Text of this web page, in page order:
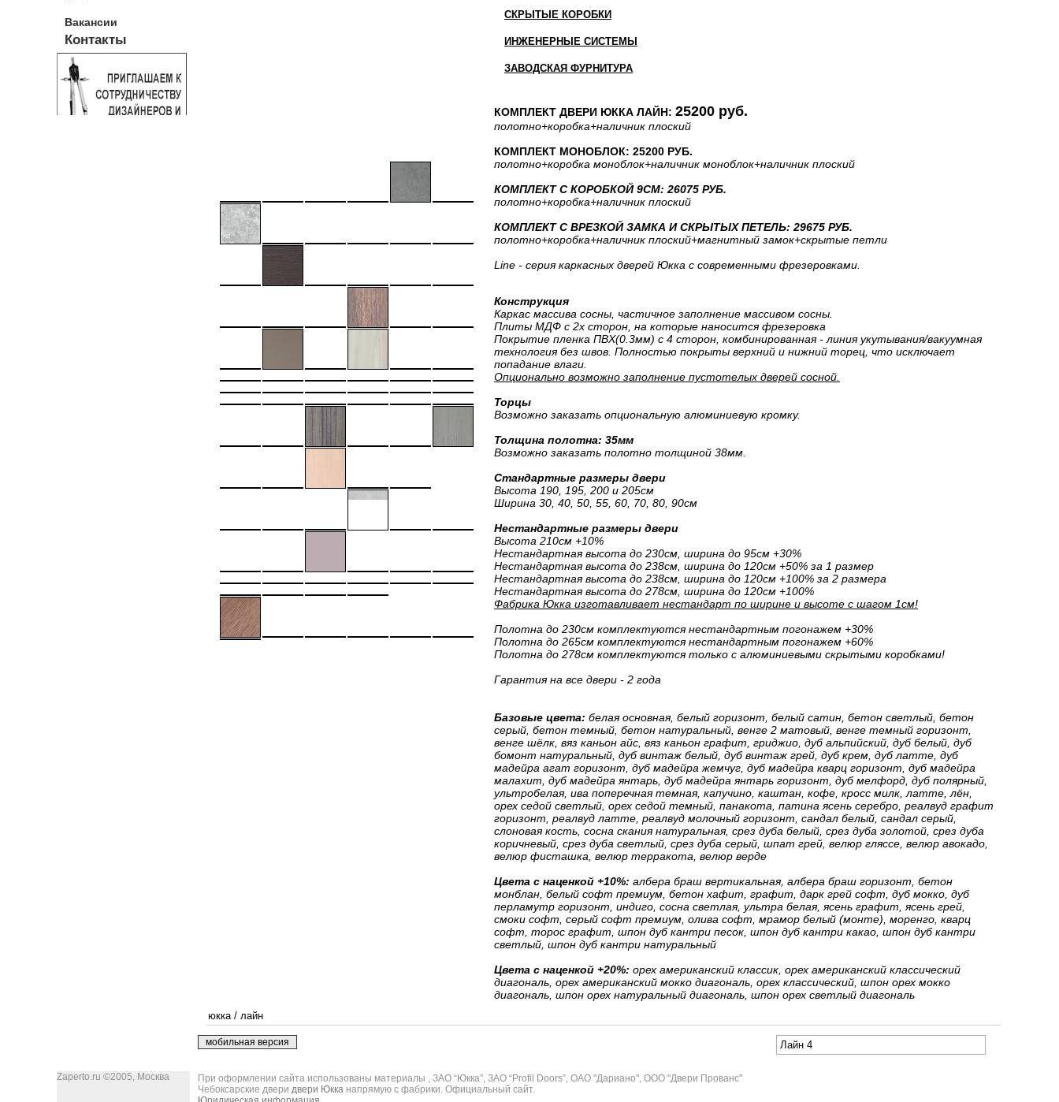
Вакансии
Контакты
Zaperto.ru ©2005, Москва
СКРЫТЫЕ КОРОБКИ
ИНЖЕНЕРНЫЕ СИСТЕМЫ
ЗАВОДСКАЯ ФУРНИТУРА
КОМПЛЕКТ ДВЕРИ ЮККА ЛАЙН: 25200 руб.
полотно+коробка+наличник плоский
КОМПЛЕКТ МОНОБЛОК: 25200 РУБ.
полотно+коробка моноблок+наличник моноблок+наличник плоский
КОМПЛЕКТ С КОРОБКОЙ 9СМ: 26075 РУБ.
полотно+коробка+наличник плоский
КОМПЛЕКТ С ВРЕЗКОЙ ЗАМКА И СКРЫТЫХ ПЕТЕЛЬ: 29675 РУБ.
полотно+коробка+наличник плоский+магнитный замок+скрытые петли
Line - серия каркасных дверей Юкка с современными фрезеровками.
Конструкция
Каркас массива сосны, частичное заполнение массивом сосны.
Плиты МДФ с 2х сторон, на которые наносится фрезеровка
Покрытие пленка ПВХ(0.3мм) с 4 сторон, комбинированная - линия укутывания/вакуумная
технология без швов. Полностью покрыты верхний и нижний торец, что исключает
попадание влаги.
Опционально возможно заполнение пустотелых дверей сосной.
Торцы
Возможно заказать опциональную алюминиевую кромку.
Толщина полотна: 35мм
Возможно заказать полотно толщиной 38мм.
Стандартные размеры двери
Высота 190, 195, 200 и 205см
Ширина 30, 40, 50, 55, 60, 70, 80, 90см
Нестандартные размеры двери
Высота 210см +10%
Нестандартная высота до 230см, ширина до 95см +30%
Нестандартная высота до 238см, ширина до 120см +50% за 1 размер
Нестандартная высота до 238см, ширина до 120см +100% за 2 размера
Нестандартная высота до 278см, ширина до 120см +100%
Фабрика Юкка изготавливает нестандарт по ширине и высоте с шагом 1см!
Полотна до 230см комплектуются нестандартным погонажем +30%
Полотна до 265см комплектуются нестандартным погонажем +60%
Полотна до 278см комплектуются только с алюминиевыми скрытыми коробками!
Гарантия на все двери - 2 года
Базовые цвета: белая основная, белый горизонт, белый сатин, бетон светлый, бетон
серый, бетон темный, бетон натуральный, венге 2 матовый, венге темный горизонт,
венге шёлк, вяз каньон айс, вяз каньон графит, гриджио, дуб альпийский, дуб белый, дуб
бомонт натуральный, дуб винтаж белый, дуб винтаж грей, дуб крем, дуб латте, дуб
мадейра агат горизонт, дуб мадейра жемчуг, дуб мадейра кварц горизонт, дуб мадейра
малахит, дуб мадейра янтарь, дуб мадейра янтарь горизонт, дуб мелфорд, дуб полярный,
ультробелая, ива поперечная темная, капучино, каштан, кофе, кросс милк, латте, лён,
орех седой светлый, орех седой темный, панакота, патина ясень серебро, реалвуд графит
горизонт, реалвуд латте, реалвуд молочный горизонт, сандал белый, сандал серый,
слоновая кость, сосна скания натуральная, срез дуба белый, срез дуба золотой, срез дуба
коричневый, срез дуба светлый, срез дуба серый, шпат грей, велюр гляссе, велюр авокадо,
велюр фисташка, велюр терракота, велюр верде
Цвета с наценкой +10%: албера браш вертикальная, албера браш горизонт, бетон
монблан, белый софт премиум, бетон хафит, графит, дарк грей софт, дуб мокко, дуб
перламутр горизонт, индиго, сосна светлая, ультра белая, ясень графит, ясень грей,
смоки софт, серый софт премиум, олива софт, мрамор белый (монте), моренго, кварц
софт, торос графит, шпон дуб кантри песок, шпон дуб кантри какао, шпон дуб кантри
светлый, шпон дуб кантри натуральный
Цвета с наценкой +20%: орех американский классик, орех американский классический
диагональ, орех американский мокко диагональ, орех классический, шпон орех мокко
диагональ, шпон орех натуральный диагональ, шпон орех светлый диагональ
юкка/ лайн
При оформлении сайта использованы материалы , ЗАО “Юкка”, ЗАО “Profil Doors”, ОАО "Дариано", ООО "Двери Прованс"
Чебоксарские двери двери Юкка напрямую с фабрики. Официальный сайт.